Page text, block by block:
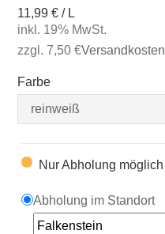
11,99 € / L
inkl. 19% MwSt.
zzgl. 7,50 €Versandkosten
Farbe
Nur Abholung möglich
Abholung im Standort